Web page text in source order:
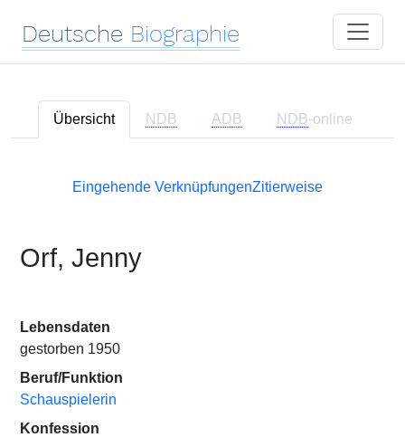
Deutsche Biographie
Übersicht NDB ADB NDB-online
Eingehende VerknüpfungenZitierweise
Orf, Jenny
Lebensdaten
gestorben 1950
Beruf/Funktion
Schauspielerin
Konfession